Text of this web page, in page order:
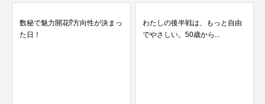
数秘で魅力開花⁉方向性が決まっ
た日！
わたしの後半戦は、もっと自由
でやさしい。50歳から...